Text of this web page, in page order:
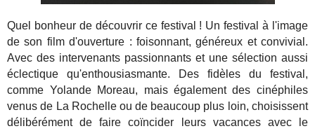
Quel bonheur de découvrir ce festival ! Un festival à l'image
de son film d'ouverture : foisonnant, généreux et convivial.
Avec des intervenants passionnants et une sélection aussi
éclectique qu'enthousiasmante. Des fidèles du festival,
comme Yolande Moreau, mais également des cinéphiles
venus de La Rochelle ou de beaucoup plus loin, choisissent
délibérément de faire coïncider leurs vacances avec le